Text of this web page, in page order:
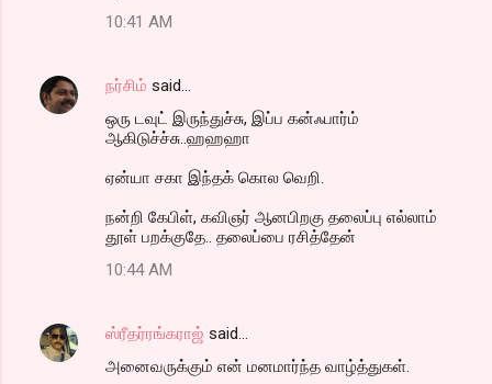
10:41 AM
நர்சிம் said…
ஒரு டவுட் இருந்துச்சு, இப்ப கன்ஃபார்ம்
ஆகிடுச்ச்சு..ஹஹஹா
ஏன்யா சகா இந்தக் கொல வெறி.
நன்றி கேபிள், கவிஞர் ஆனபிறகு தலைப்பு எல்லாம்
தூள் பறக்குதே.. தலைப்பை ரசித்தேன்
10:44 AM
ஸ்ரீதர்ரங்கராஜ் said…
அனைவருக்கும் என் மனமார்ந்த வாழ்த்துகள்.